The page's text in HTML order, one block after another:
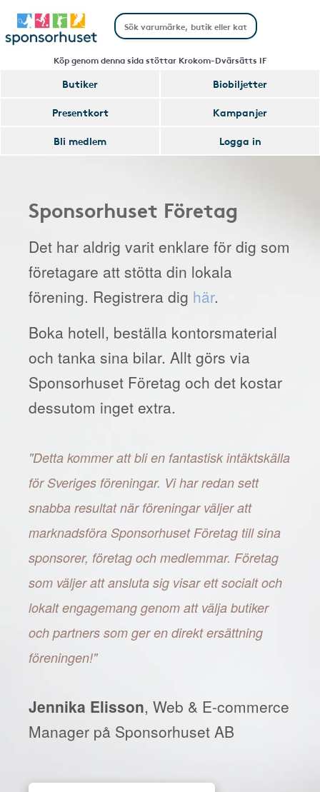
Köp genom denna sida stöttar Krokom-Dvärsätts IF
Butiker
Biobiljetter
Presentkort
Kampanjer
Bli medlem
Logga in
Sponsorhuset Företag
Det har aldrig varit enklare för dig som
företagare att stötta din lokala
förening. Registrera dig här.
Boka hotell, beställa kontorsmaterial
och tanka sina bilar. Allt görs via
Sponsorhuset Företag och det kostar
dessutom inget extra.
"Detta kommer att bli en fantastisk intäktskälla
för Sveriges föreningar. Vi har redan sett
snabba resultat när föreningar väljer att
marknadsföra Sponsorhuset Företag till sina
sponsorer, företag och medlemmar. Företag
som väljer att ansluta sig visar ett socialt och
lokalt engagemang genom att välja butiker
och partners som ger en direkt ersättning
föreningen!"
Jennika Elisson, Web & E-commerce
Manager på Sponsorhuset AB